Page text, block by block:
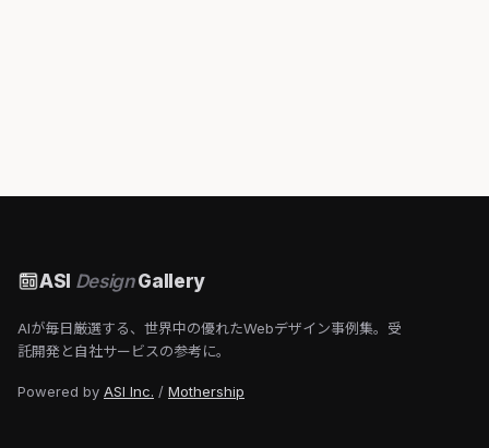
ASI DesignGallery
AIが毎日厳選する、世界中の優れたWebデザイン事例集。受
託開発と自社サービスの参考に。
Powered by ASI Inc. / Mothership